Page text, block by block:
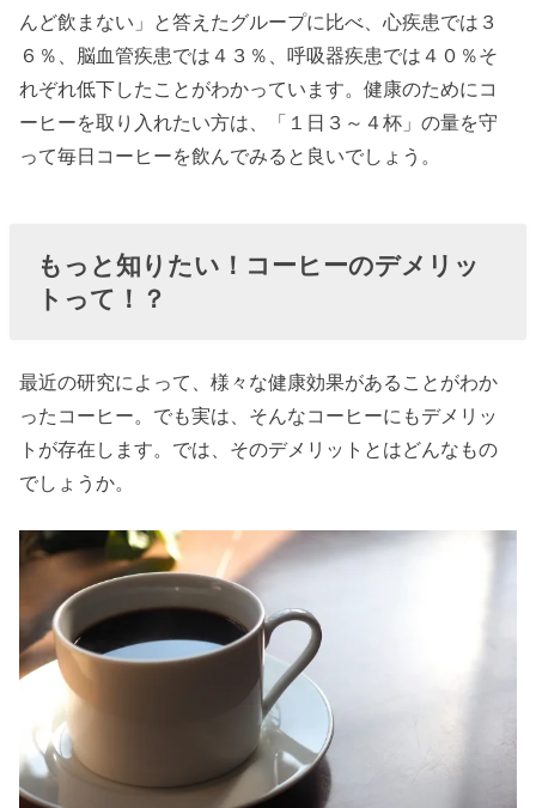
んど飲まない」と答えたグループに比べ、心疾患では３
６％、脳血管疾患では４３％、呼吸器疾患では４０％そ
れぞれ低下したことがわかっています。健康のためにコ
ーヒーを取り入れたい方は、「１日３～４杯」の量を守
って毎日コーヒーを飲んでみると良いでしょう。
もっと知りたい！コーヒーのデメリッ
トって！？
最近の研究によって、様々な健康効果があることがわか
ったコーヒー。でも実は、そんなコーヒーにもデメリッ
トが存在します。では、そのデメリットとはどんなもの
でしょうか。